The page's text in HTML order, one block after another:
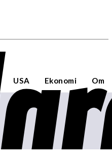
USA Ekonomi Om